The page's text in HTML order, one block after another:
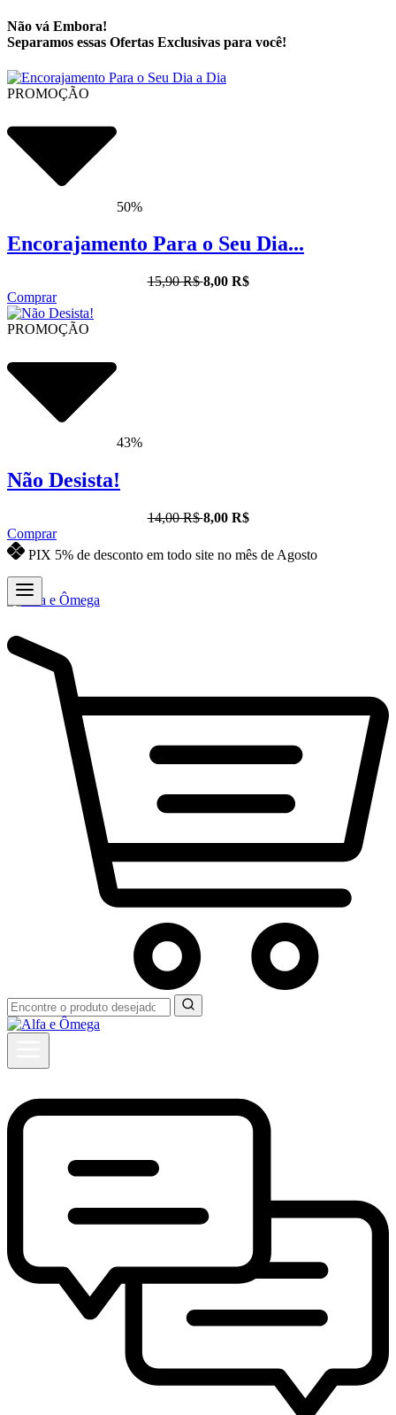
Não vá Embora!
Separamos essas Ofertas Exclusivas para você!
PROMOÇÃO
50%
Encorajamento Para o Seu Dia...
15,90 R$8,00 R$
Comprar
PROMOÇÃO
43%
Não Desista!
14,00 R$8,00 R$
Comprar
PIX 5% de desconto em todo site no mês de Agosto